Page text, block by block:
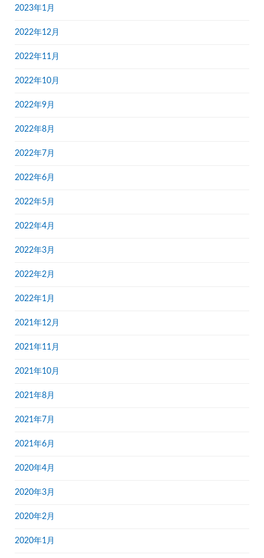
2023年1月
2022年12月
2022年11月
2022年10月
2022年9月
2022年8月
2022年7月
2022年6月
2022年5月
2022年4月
2022年3月
2022年2月
2022年1月
2021年12月
2021年11月
2021年10月
2021年8月
2021年7月
2021年6月
2020年4月
2020年3月
2020年2月
2020年1月